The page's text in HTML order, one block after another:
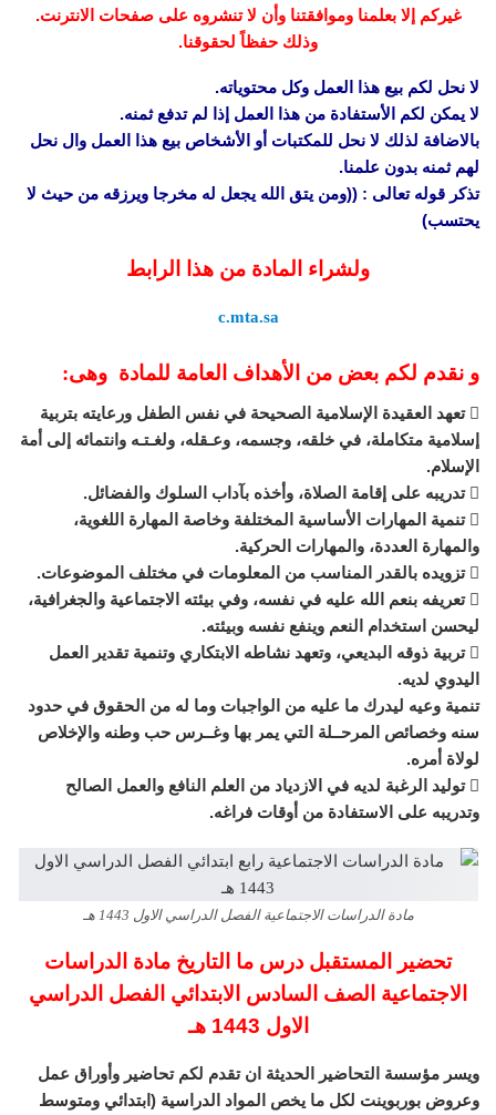
غيركم إلا بعلمنا وموافقتنا وأن لا تنشروه على صفحات الانترنت.
وذلك حفظاً لحقوقنا.
لا نحل لكم بيع هذا العمل وكل محتوياته.
لا يمكن لكم الأستفادة من هذا العمل إذا لم تدفع ثمنه.
بالاضافة لذلك لا نحل للمكتبات أو الأشخاص بيع هذا العمل وال نحل
لهم ثمنه بدون علمنا.
تذكر قوله تعالى : ((ومن يتق الله يجعل له مخرجا ويرزقه من حيث لا
يحتسب)
ولشراء المادة من هذا الرابط
c.mta.sa
و نقدم لكم بعض من الأهداف العامة للمادة وهى:
 تعهد العقيدة الإسلامية الصحيحة في نفس الطفل ورعايته بتربية
إسلامية متكاملة، في خلقه، وجسمه، وعـقله، ولغـتـه وانتمائه إلى أمة
الإسلام.
 تدريبه على إقامة الصلاة، وأخذه بآداب السلوك والفضائل.
 تنمية المهارات الأساسية المختلفة وخاصة المهارة اللغوية،
والمهارة العددة، والمهارات الحركية.
 تزويده بالقدر المناسب من المعلومات في مختلف الموضوعات.
 تعريفه بنعم الله عليه في نفسه، وفي بيئته الاجتماعية والجغرافية،
ليحسن استخدام النعم وينفع نفسه وبيئته.
 تربية ذوقه البديعي، وتعهد نشاطه الابتكاري وتنمية تقدير العمل
اليدوي لديه.
تنمية وعيه ليدرك ما عليه من الواجبات وما له من الحقوق في حدود
سنه وخصائص المرحــلة التي يمر بها وغــرس حب وطنه والإخلاص
لولاة أمره.
 توليد الرغبة لديه في الازدياد من العلم النافع والعمل الصالح
وتدريبه على الاستفادة من أوقات فراغه.
مادة الدراسات الاجتماعية الفصل الدراسي الاول 1443 هـ
تحضير المستقبل درس ما التاريخ مادة الدراسات
الاجتماعية الصف السادس الابتدائي الفصل الدراسي
الاول 1443 هـ
ويسر مؤسسة التحاضير الحديثة ان تقدم لكم تحاضير وأوراق عمل
وعروض بوربوينت لكل ما يخص المواد الدراسية (ابتدائي ومتوسط